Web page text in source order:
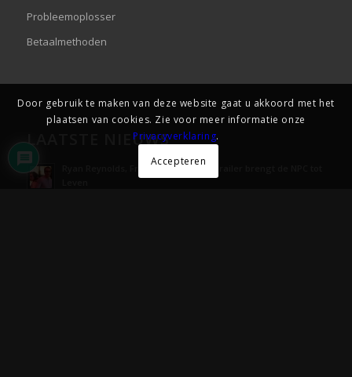
Probleemoplosser
Betaalmethoden
LAATSTE NIEUWS
Ryan Reynolds, Free Guy Nieuwste Trailer brengt de NPC tot
Door gebruik te maken van deze website gaat u akkoord met het
plaatsen van cookies. Zie voor meer informatie onze
Privacyverklaring.
Accepteren